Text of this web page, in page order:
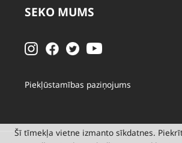
SEKO MUMS
Piekļūstamības paziņojums
Šī tīmekļa vietne izmanto sīkdatnes.